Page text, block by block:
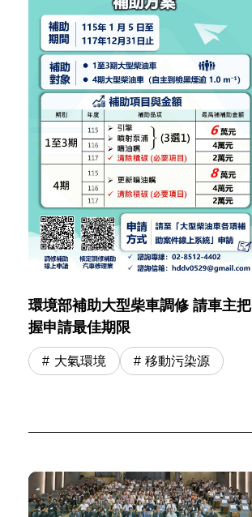
環境部補助大型柴車調修 請車主把
握申請最佳期限
大氣環境 移動污染源